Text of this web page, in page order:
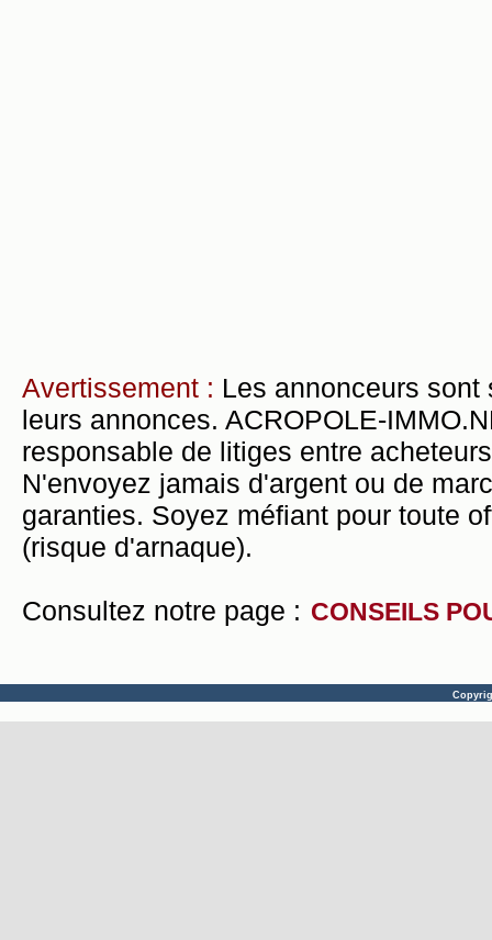
Avertissement : Les annonceurs
leurs annonces. ACROPOLE-
responsable de litiges entre
N'envoyez jamais d'argent ou de
garanties. Soyez méfiant pour toute
(risque d'arnaque).
Consultez notre page : CONSEILS